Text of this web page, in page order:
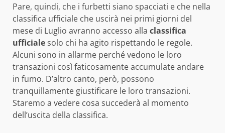
Pare, quindi, che i furbetti siano spacciati e che nella
classifica ufficiale che uscirà nei primi giorni del
mese di Luglio avranno accesso alla classifica
ufficialesolo chi ha agito rispettando le regole.
Alcuni sono in allarme perché vedono le loro
transazioni così faticosamente accumulate andare
in fumo. D’altro canto, però, possono
tranquillamente giustificare le loro transazioni.
Staremo a vedere cosa succederà al momento
dell’uscita della classifica.